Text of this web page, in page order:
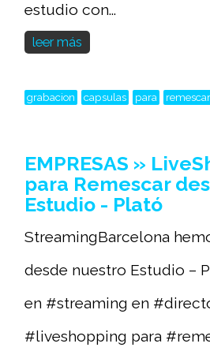
estudio con...
leer más
grabacion capsulas para remescar
EMPRESAS »
para Remescar
Estudio - Plató
StreamingBarcelona
desde nuestro Estudio –
en #streaming en
#liveshopping para